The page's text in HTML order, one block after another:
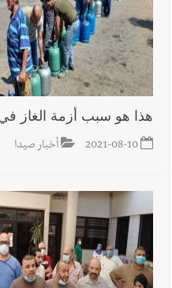
هذا هو سبب أزمة الغاز
2021-08-10 أخبار صيدا